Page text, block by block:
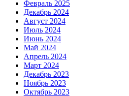
Февраль 2025
Декабрь 2024
Август 2024
Июль 2024
Июнь 2024
Май 2024
Апрель 2024
Март 2024
Декабрь 2023
Ноябрь 2023
Октябрь 2023